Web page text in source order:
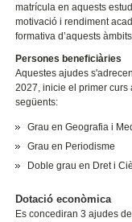
matrícula en aquests
motivació i rendiment
formativa d’aquests
Persones beneficiàries
Aquestes ajudes
2027, inicie el primer
següents:
Grau en Geografia i
Grau en Periodisme
Doble grau en Dret i
Dotació econòmica
Es concediran 3 ajudes